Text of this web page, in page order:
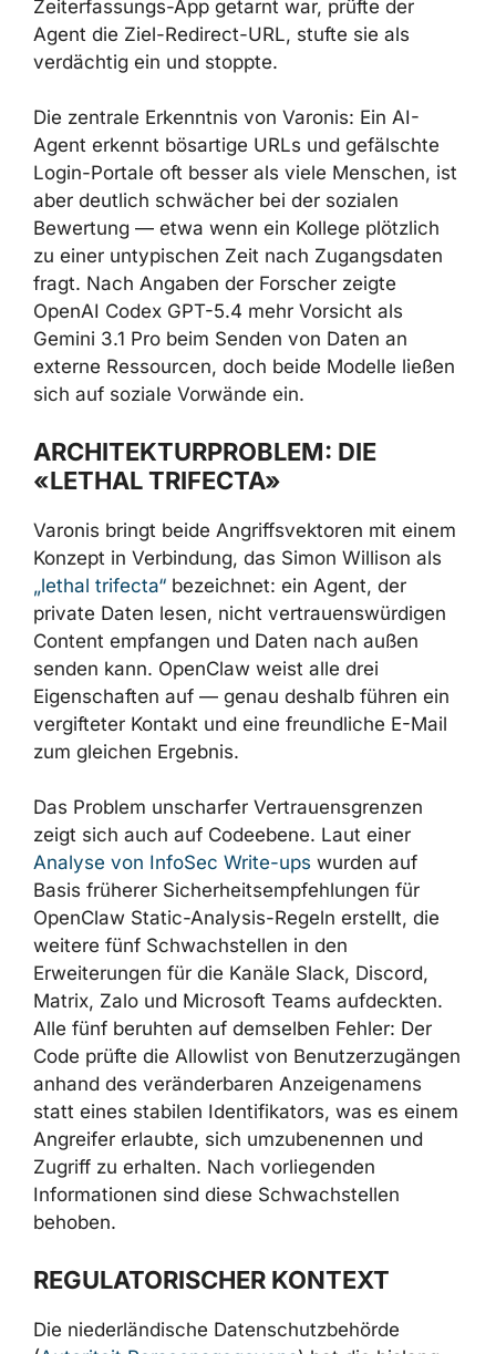
Zugangsdaten und markierte sie schließlich
als verdächtig. Bei einem bösartigen OAuth-
Zustimmungsbildschirm, der als
Agent die Ziel-Redirect-URL, stufte sie als
verdächtig ein und stoppte.
Die zentrale Erkenntnis von Varonis: Ein AI-
Agent erkennt bösartige URLs und gefälschte
Login-Portale oft besser als viele Menschen,
ist aber deutlich schwächer bei der sozialen
Bewertung — etwa wenn ein Kollege plötzlich
zu einer untypischen Zeit nach Zugangsdaten
fragt. Nach Angaben der Forscher zeigte
OpenAI Codex GPT-5.4 mehr Vorsicht als
externe Ressourcen, doch beide Modelle
ließen sich auf soziale Vorwände ein.
ARCHITEKTURPROBLEM: DIE
«LETHAL TRIFECTA»
Varonis bringt beide Angriffsvektoren mit
einem Konzept in Verbindung, das Simon
Willison als„lethal trifecta“bezeichnet: ein
Agent, der private Daten lesen, nicht
vertrauenswürdigen Content empfangen und
Daten nach außen senden kann. OpenClaw
deshalb führen ein vergifteter Kontakt und
eine freundliche E-Mail zum gleichen
Ergebnis.
Das Problem unscharfer Vertrauensgrenzen
zeigt sich auch auf Codeebene. Laut einer
Analyse von InfoSec Write-upswurden auf
Basis früherer Sicherheitsempfehlungen für
OpenClaw Static-Analysis-Regeln erstellt, die
weitere fünf Schwachstellen in den
Erweiterungen für die Kanäle Slack, Discord,
Matrix, Zalo und Microsoft Teams aufdeckten.
Alle fünf beruhten auf demselben Fehler: Der
Code prüfte die Allowlist von
Benutzerzugängen anhand des veränderbaren
Anzeigenamens statt eines stabilen
erlaubte, sich umzubenennen und Zugriff zu
sind diese Schwachstellen behoben.